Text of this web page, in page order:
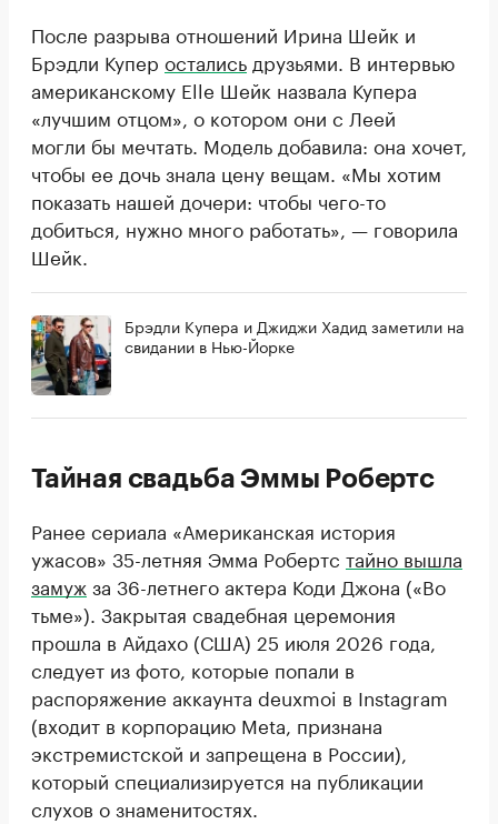
После разрыва отношений Ирина Шейк и
Брэдли Купер остались друзьями. В интервью
американскому Elle Шейк назвала Купера
«лучшим отцом», о котором они с Леей
могли бы мечтать. Модель добавила: она хочет,
чтобы ее дочь знала цену вещам. «Мы хотим
показать нашей дочери: чтобы чего-то
добиться, нужно много работать», — говорила
Шейк.
Брэдли Купера и Джиджи Хадид заметили на
свидании в Нью-Йорке
Тайная свадьба Эммы Робертс
Ранее сериала «Американская история
ужасов» 35-летняя Эмма Робертс тайно вышла
замужза 36-летнего актера Коди Джона («Во
тьме»). Закрытая свадебная церемония
прошла в Айдахо (США) 25 июля 2026 года,
следует из фото, которые попали в
распоряжение аккаунта deuxmoi в Instagram
(входит в корпорацию Meta, признана
экстремистской и запрещена в России),
который специализируется на публикации
слухов о знаменитостях.